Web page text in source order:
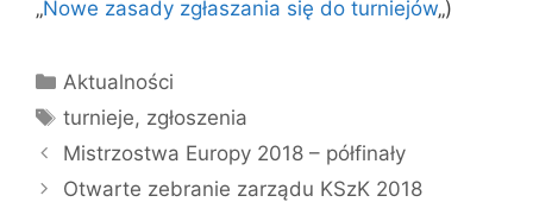
„Nowe zasady zgłaszania się do turniejów„)
Kategorie
Aktualności
Tagi
turnieje, zgłoszenia
Mistrzostwa Europy 2018 – półfinały
Otwarte zebranie zarządu KSzK 2018